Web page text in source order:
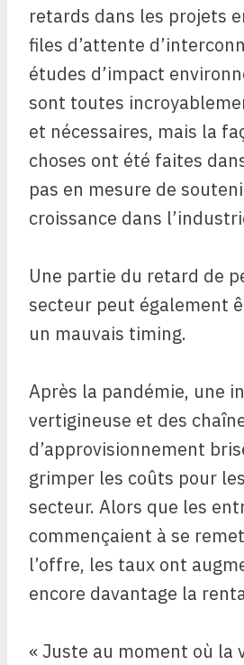
retards dans les projets
files d’attente
études d’impact
sont toutes
et nécessaires, mais la
choses ont été faites
pas en mesure de
croissance dans
Une partie du retard de
secteur peut également
un mauvais timing.
Après la pandémie, une
vertigineuse et des
d’approvisionnement
grimper les coûts pour
secteur. Alors que les
commençaient à se
l’offre, les taux ont
encore davantage la
« Juste au moment où la